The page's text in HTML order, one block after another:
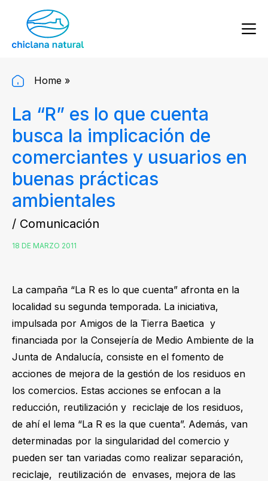
Home »
La “R” es lo que cuenta
busca la implicación de
comerciantes y usuarios en
buenas prácticas
ambientales
/ Comunicación
18 DE MARZO 2011
La campaña “La R es lo que cuenta” afronta en la
localidad su segunda temporada. La iniciativa,
impulsada por Amigos de la Tierra Baetica y
financiada por la Consejería de Medio Ambiente de la
Junta de Andalucía, consiste en el fomento de
acciones de mejora de la gestión de los residuos en
los comercios. Estas acciones se enfocan a la
reducción, reutilización y reciclaje de los residuos,
de ahí el lema “La R es la que cuenta”. Además, van
determinadas por la singularidad del comercio y
pueden ser tan variadas como realizar separación,
reciclaje, reutilización de envases, mejora de las